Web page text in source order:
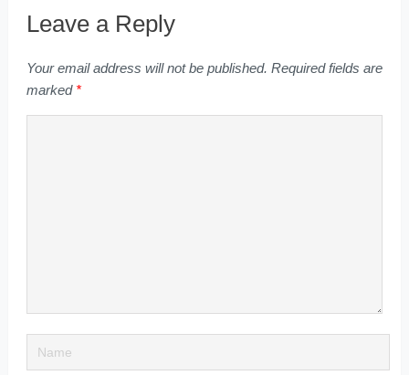
Leave a Reply
Your email address will not be published. Required fields are
marked *